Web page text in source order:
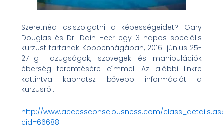
Szeretnéd csiszolgatni a képességeidet? Gary
Douglas és Dr. Dain Heer egy 3 napos speciális
kurzust tartanak Koppenhágában, 2016. június 25-
27-ig Hazugságok, szövegek és manipulációk
éberség teremtésére címmel.
Az alábbi linkre
kattintva kaphatsz bővebb információt a
kurzusról:
http://www.accessconsciousness.com/
cid=66688